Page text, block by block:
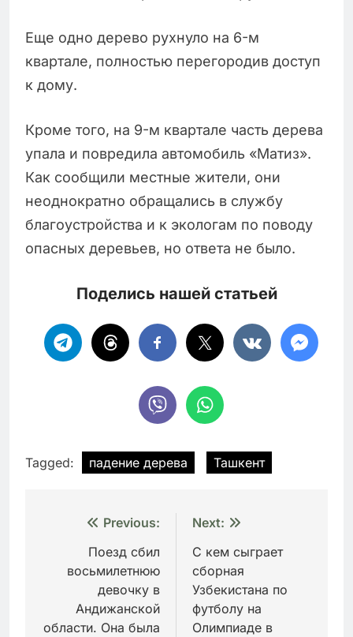
Еще одно дерево рухнуло на 6-м
квартале, полностью перегородив доступ
к дому.
Кроме того, на 9-м квартале часть дерева
упала и повредила автомобиль «Матиз».
Как сообщили местные жители, они
неоднократно обращались в службу
благоустройства и к экологам по поводу
опасных деревьев, но ответа не было.
Поделись нашей статьей
Tagged: падение дерева Ташкент
Навигация
записям
Previous:
Поезд сбил
восьмилетнюю
девочку в
Андижанской
области. Она была
Next:
С кем сыграет
сборная
Узбекистана по
футболу на
Олимпиаде в